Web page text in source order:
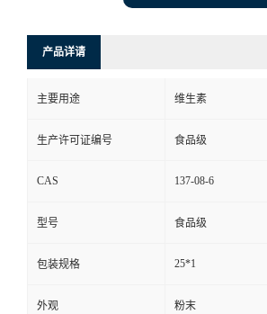
产品详请
主要用途 维生素
生产许可证编号 食品级
CAS 137-08-6
型号 食品级
包装规格 25*1
外观 粉末